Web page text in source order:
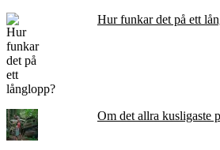
Hur funkar det på ett
Om det allra kusligaste